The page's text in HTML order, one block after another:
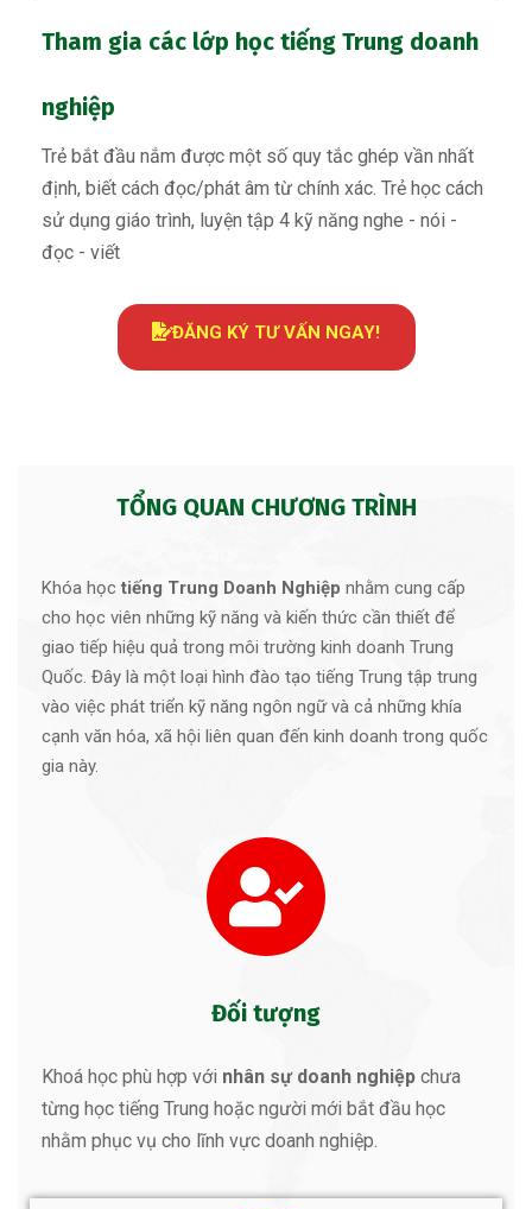
Tham gia các lớp học tiếng Trung doanh
nghiệp
Trẻ bắt đầu nắm được một số quy tắc ghép vần nhất
định, biết cách đọc/phát âm từ chính xác. Trẻ học cách
sử dụng giáo trình, luyện tập 4 kỹ năng nghe - nói -
đọc - viết
ĐĂNG KÝ TƯ VẤN NGAY!
TỔNG QUAN CHƯƠNG TRÌNH
Khóa học tiếng Trung Doanh Nghiệp nhằm cung cấp
cho học viên những kỹ năng và kiến thức cần thiết để
giao tiếp hiệu quả trong môi trường kinh doanh Trung
Quốc. Đây là một loại hình đào tạo tiếng Trung tập trung
vào việc phát triển kỹ năng ngôn ngữ và cả những khía
cạnh văn hóa, xã hội liên quan đến kinh doanh trong quốc
gia này.
Đối tượng
Khoá học phù hợp với nhân sự doanh nghiệp chưa
từng học tiếng Trung hoặc người mới bắt đầu học
nhằm phục vụ cho lĩnh vực doanh nghiệp.